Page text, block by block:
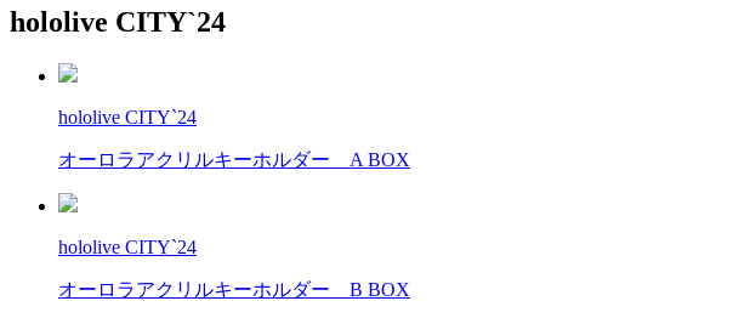
hololive CITY`24
hololive CITY`24
オーロラアクリルキーホルダー A BOX
hololive CITY`24
オーロラアクリルキーホルダー B BOX